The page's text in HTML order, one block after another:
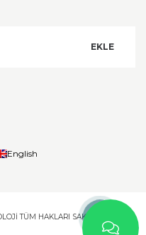
English
TÜM HAKLARI SAKLIDIR.